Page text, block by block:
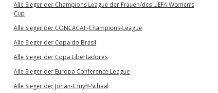
Alle Sieger der Champions League der Frauen/des UEFA Women’s
Cup
Alle Sieger der CONCACAF-Champions-League
Alle Sieger der Copa do Brasil
Alle Sieger der Copa Libertadores
Alle Sieger der Europa Conference League
Alle Sieger der Johan-Cruyff-Schaal